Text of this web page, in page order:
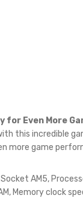
for Even More
this incredible
more game
AM5,
Memory clock